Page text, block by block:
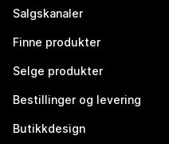
Salgskanaler
Finne produkter
Selge produkter
Bestillinger og levering
Butikkdesign